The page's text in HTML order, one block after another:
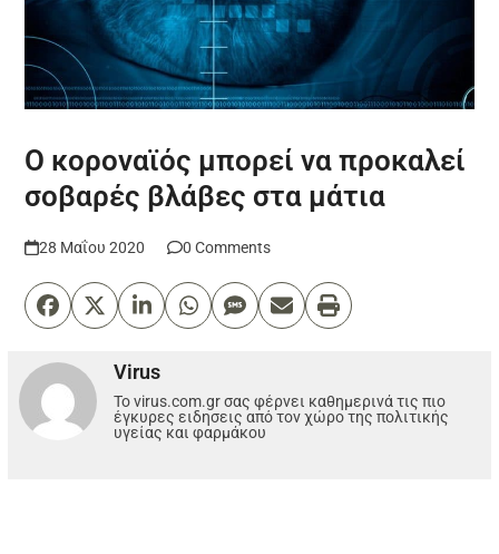
Ο κοροναϊός μπορεί να προκαλεί
σοβαρές βλάβες στα μάτια
28 Μαΐου 2020 0 Comments
Virus
Το virus.com.gr σας φέρνει καθημερινά τις πιο
έγκυρες ειδησεις από τον χώρο της πολιτικής
υγείας και φαρμάκου